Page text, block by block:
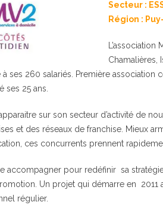
Secteur :
Région :
Chamalières,
ses 260 salariés. Première association
ses 25 ans.
sur son secteur d’activité de
et des réseaux de franchise. Mieux
ces concurrents prennent
accompagner pour redéfinir sa
Un projet qui démarre en 2011
régulier.